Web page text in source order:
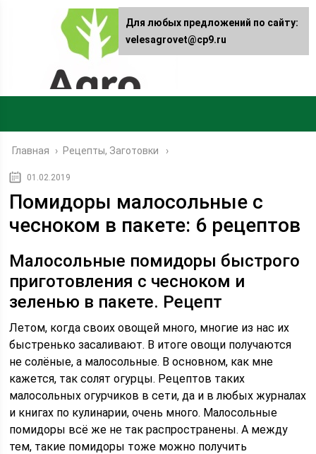
Главная › Рецепты, Заготовки
01.02.2019
Помидоры малосольные с
чесноком в пакете: 6 рецептов
Малосольные помидоры быстрого
приготовления с чесноком и
зеленью в пакете. Рецепт
Летом, когда своих овощей много, многие из нас их
быстренько засаливают. В итоге овощи получаются
не солёные, а малосольные. В основном, как мне
кажется, так солят огурцы. Рецептов таких
малосольных огурчиков в сети, да и в любых журналах
и книгах по кулинарии, очень много. Малосольные
помидоры всё же не так распространены. А между
тем, такие помидоры тоже можно получить
Для любых предложений по сайту:
velesagrovet@cp9.ru